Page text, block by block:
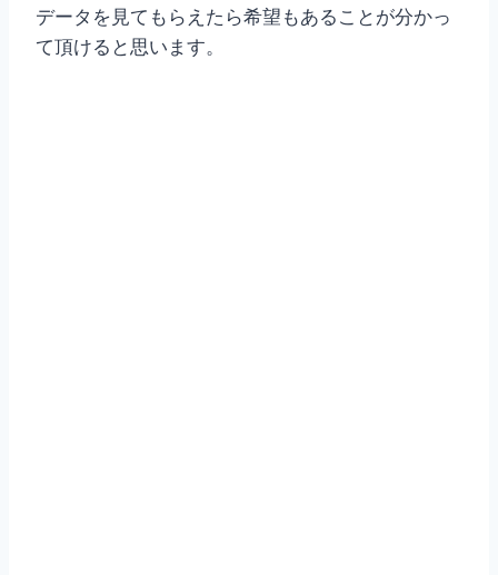
データを見てもらえたら希望もあることが分かっ
て頂けると思います。